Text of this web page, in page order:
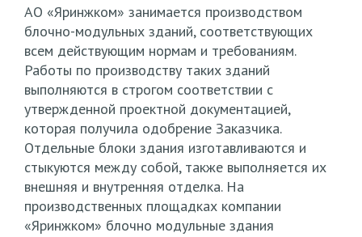
АО «Яринжком» занимается производством
блочно-модульных зданий, соответствующих
всем действующим нормам и требованиям.
Работы по производству таких зданий
выполняются в строгом соответствии с
утвержденной проектной документацией,
которая получила одобрение Заказчика.
Отдельные блоки здания изготавливаются и
стыкуются между собой, также выполняется их
внешняя и внутренняя отделка. На
производственных площадках компании
«Яринжком» блочно модульные здания